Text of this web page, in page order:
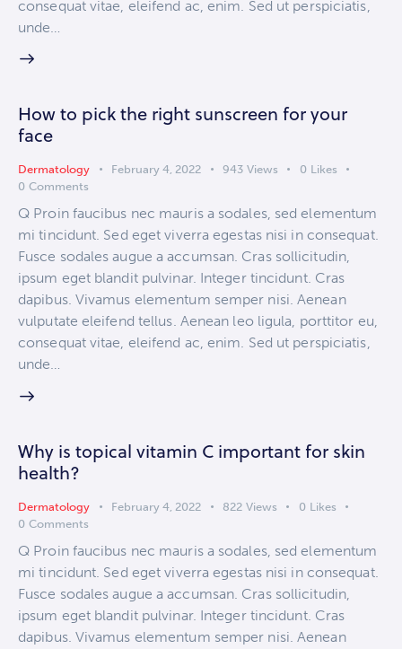
consequat vitae, eleifend ac, enim. Sed ut perspiciatis,
unde…
How to pick the right sunscreen for your
face
Dermatology February 4, 2022 943 Views 0 Likes
0 Comments
Q Proin faucibus nec mauris a sodales, sed elementum
mi tincidunt. Sed eget viverra egestas nisi in consequat.
Fusce sodales augue a accumsan. Cras sollicitudin,
ipsum eget blandit pulvinar. Integer tincidunt. Cras
dapibus. Vivamus elementum semper nisi. Aenean
vulputate eleifend tellus. Aenean leo ligula, porttitor eu,
consequat vitae, eleifend ac, enim. Sed ut perspiciatis,
unde…
Why is topical vitamin C important for skin
health?
Dermatology February 4, 2022 822 Views 0 Likes
0 Comments
Q Proin faucibus nec mauris a sodales, sed elementum
mi tincidunt. Sed eget viverra egestas nisi in consequat.
Fusce sodales augue a accumsan. Cras sollicitudin,
ipsum eget blandit pulvinar. Integer tincidunt. Cras
dapibus. Vivamus elementum semper nisi. Aenean